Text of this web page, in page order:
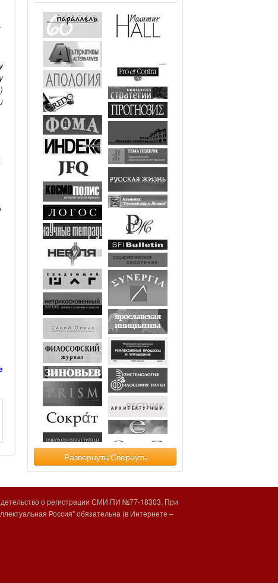
Развернуть/Свернуть
о регистрации СМИ ПИ №77-18303. При
Россия" обязательна (в Интернете –